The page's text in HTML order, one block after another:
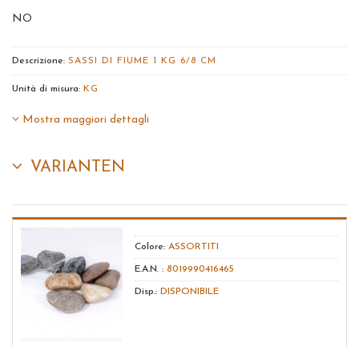
NO
Descrizione: SASSI DI FIUME 1 KG 6/8 CM
Unità di misura: KG
Mostra maggiori dettagli
VARIANTEN
Colore: ASSORTITI
E.A.N. : 8019990416465
Disp.: DISPONIBILE